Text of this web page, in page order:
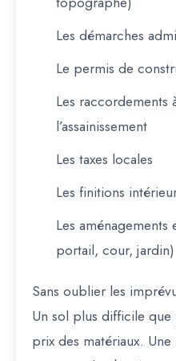
Les démarches
Le permis de
Les raccordements
l’assainissement
Les taxes locales
Les finitions
Les
portail, cour, jardin)
Sans oublier les
Un sol plus difficile que
prix des matériaux.